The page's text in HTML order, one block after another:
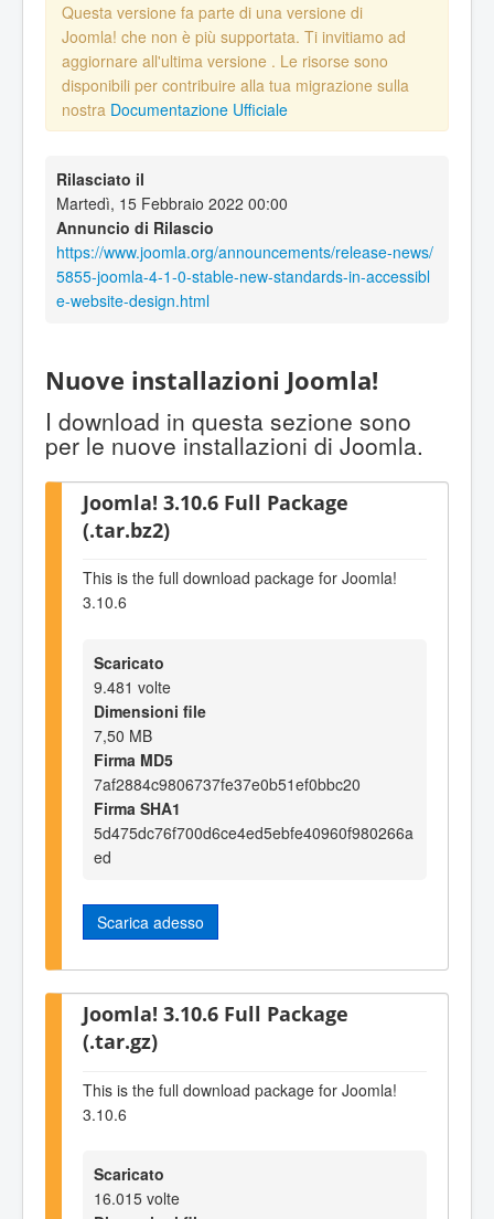
Questa versione fa parte di una versione di
Joomla! che non è più supportata. Ti invitiamo ad
aggiornare all'ultima versione . Le risorse sono
disponibili per contribuire alla tua migrazione sulla
nostra Documentazione Ufficiale
Rilasciato il
Martedì, 15 Febbraio 2022 00:00
Annuncio di Rilascio
https://www.joomla.org/announcements/release-news/
5855-joomla-4-1-0-stable-new-standards-in-accessibl
e-website-design.html
Nuove installazioni Joomla!
I download in questa sezione sono
per le nuove installazioni di Joomla.
Joomla! 3.10.6 Full Package
(.tar.bz2)
This is the full download package for Joomla!
3.10.6
Scaricato
9.481 volte
Dimensioni file
7,50 MB
Firma MD5
7af2884c9806737fe37e0b51ef0bbc20
Firma SHA1
5d475dc76f700d6ce4ed5ebfe40960f980266a
ed
Scarica adesso
Joomla! 3.10.6 Full Package
(.tar.gz)
This is the full download package for Joomla!
3.10.6
Scaricato
16.015 volte